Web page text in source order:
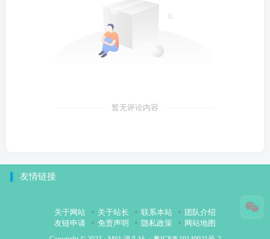
暂无评论内容
友情链接
关于网站 关于站长 联系本站
团队介绍
友链申请
免责声明 隐私政策 网站地图